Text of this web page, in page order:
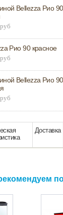
Bellezza Рио
руб
Рио 90 красное
руб
Bellezza Рио
руб
Доставка